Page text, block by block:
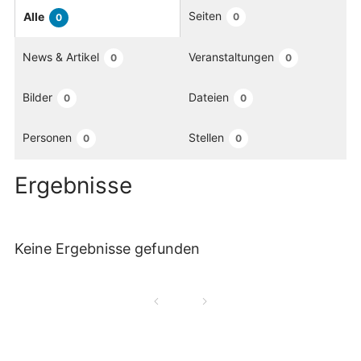
Alle 0 Seiten 0
News & Artikel 0 Veranstaltungen 0
Bilder 0 Dateien 0
Personen 0 Stellen 0
Ergebnisse
Keine Ergebnisse gefunden